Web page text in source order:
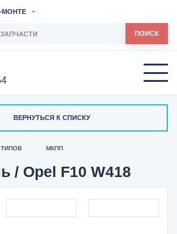
МОНТЕ
ПОИСК
ВЕРНУТЬСЯ К СПИСКУ
МКПП
/ Opel F10 W418